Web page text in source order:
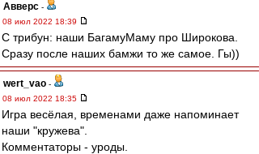
Авверс -
08 июл 2022 18:39
С трибун: наши БагамуМаму про Широкова.
Сразу после наших бамжи то же самое. Гы))
wert_vao -
08 июл 2022 18:35
Игра весёлая, временами даже напоминает
наши "кружева".
Комментаторы - уроды.